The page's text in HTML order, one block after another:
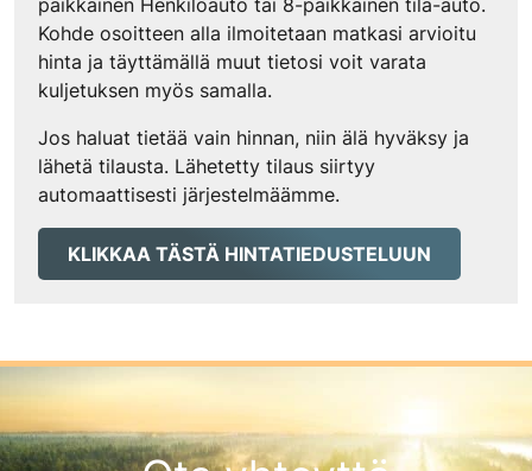
paikkainen Henkilöauto tai 8-paikkainen tila-auto.
Kohde osoitteen alla ilmoitetaan matkasi arvioitu
hinta ja täyttämällä muut tietosi voit varata
kuljetuksen myös samalla.
Jos haluat tietää vain hinnan, niin älä hyväksy ja
lähetä tilausta. Lähetetty tilaus siirtyy
automaattisesti järjestelmäämme.
KLIKKAA TÄSTÄ HINTATIEDUSTELUUN